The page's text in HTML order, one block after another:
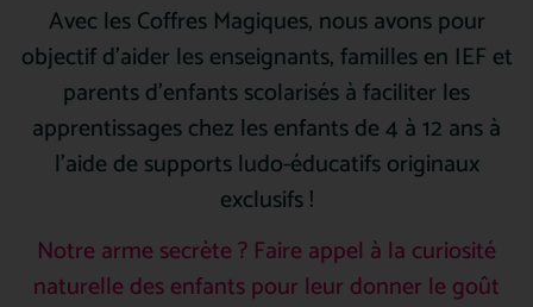
Avec les Coffres Magiques, nous avons pour
objectif d’aider les enseignants, familles en IEF et
parents d’enfants scolarisés à faciliter les
apprentissages chez les enfants de 4 à 12 ans à
l’aide de supports ludo-éducatifs originaux
exclusifs !
Notre arme secrète ? Faire appel à la curiosité
naturelle des enfants pour leur donner le goût